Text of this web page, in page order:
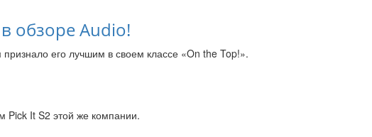
обзоре Audio!
его лучшим в своем классе «On the Top!».
Pick It S2 этой же компании.